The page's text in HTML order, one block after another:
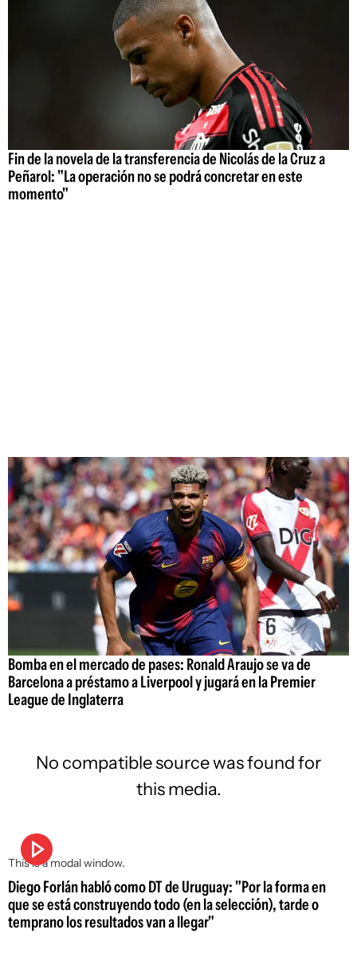
Fin de la novela de la transferencia de Nicolás de la Cruz a
Peñarol: "La operación no se podrá concretar en este
momento"
Bomba en el mercado de pases: Ronald Araujo se va de
Barcelona a préstamo a Liverpool y jugará en la Premier
League de Inglaterra
This is a modal window.
No compatible source was found for
this media.
Diego Forlán habló como DT de Uruguay: "Por la forma en
que se está construyendo todo (en la selección), tarde o
temprano los resultados van a llegar"